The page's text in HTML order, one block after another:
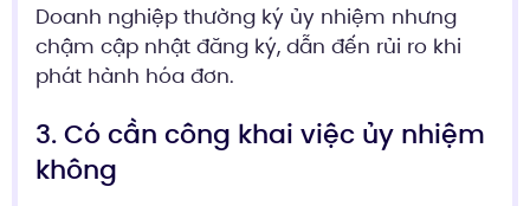
Doanh nghiệp thường ký ủy nhiệm nhưng
chậm cập nhật đăng ký, dẫn đến rủi ro khi
phát hành hóa đơn.
3. Có cần công khai việc ủy nhiệm
không